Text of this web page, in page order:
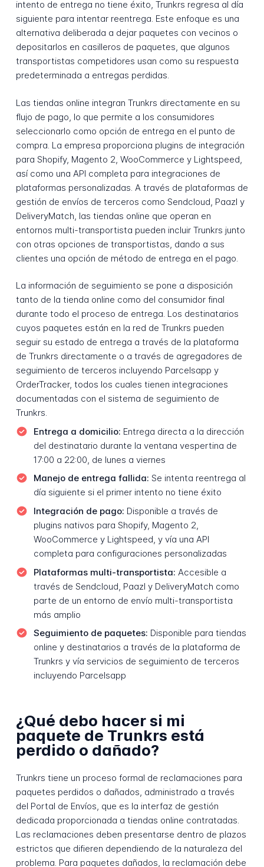
intento de entrega no tiene éxito, Trunkrs regresa al día
siguiente para intentar reentrega. Este enfoque es una
alternativa deliberada a dejar paquetes con vecinos o
depositarlos en casilleros de paquetes, que algunos
transportistas competidores usan como su respuesta
predeterminada a entregas perdidas.
Las tiendas online integran Trunkrs directamente en su
flujo de pago, lo que permite a los consumidores
seleccionarlo como opción de entrega en el punto de
compra. La empresa proporciona plugins de integración
para Shopify, Magento 2, WooCommerce y Lightspeed,
así como una API completa para integraciones de
plataformas personalizadas. A través de plataformas de
gestión de envíos de terceros como Sendcloud, Paazl y
DeliveryMatch, las tiendas online que operan en
entornos multi-transportista pueden incluir Trunkrs junto
con otras opciones de transportistas, dando a sus
clientes una opción de método de entrega en el pago.
La información de seguimiento se pone a disposición
tanto de la tienda online como del consumidor final
durante todo el proceso de entrega. Los destinatarios
cuyos paquetes están en la red de Trunkrs pueden
seguir su estado de entrega a través de la plataforma
de Trunkrs directamente o a través de agregadores de
seguimiento de terceros incluyendo Parcelsapp y
OrderTracker, todos los cuales tienen integraciones
documentadas con el sistema de seguimiento de
Trunkrs.
Entrega a domicilio: Entrega directa a la dirección
del destinatario durante la ventana vespertina de
17:00 a 22:00, de lunes a viernes
Manejo de entrega fallida: Se intenta reentrega al
día siguiente si el primer intento no tiene éxito
Integración de pago: Disponible a través de
plugins nativos para Shopify, Magento 2,
WooCommerce y Lightspeed, y vía una API
completa para configuraciones personalizadas
Plataformas multi-transportista: Accesible a
través de Sendcloud, Paazl y DeliveryMatch como
parte de un entorno de envío multi-transportista
más amplio
Seguimiento de paquetes: Disponible para tiendas
online y destinatarios a través de la plataforma de
Trunkrs y vía servicios de seguimiento de terceros
incluyendo Parcelsapp
¿Qué debo hacer si mi
paquete de Trunkrs está
perdido o dañado?
Trunkrs tiene un proceso formal de reclamaciones para
paquetes perdidos o dañados, administrado a través
del Portal de Envíos, que es la interfaz de gestión
dedicada proporcionada a tiendas online contratadas.
Las reclamaciones deben presentarse dentro de plazos
estrictos que difieren dependiendo de la naturaleza del
problema. Para paquetes dañados, la reclamación debe